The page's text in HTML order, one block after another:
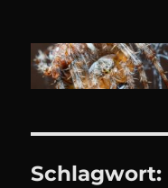
Schlagwort: